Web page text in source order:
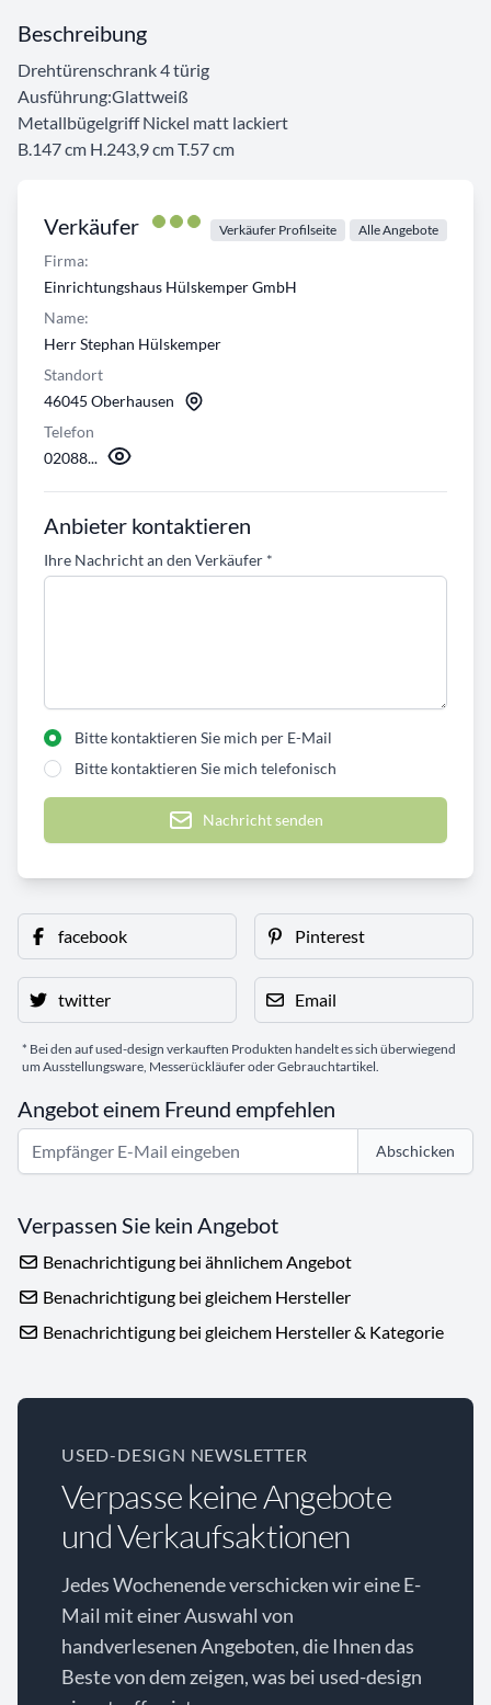
Verkäufer Verkäufer Profilseite Alle Angebote
Firma:
Einrichtungshaus Hülskemper GmbH
Name:
Herr Stephan Hülskemper
Standort
46045 Oberhausen
Telefon
02088...
Anbieter kontaktieren
Ihre Nachricht an den Verkäufer *
Bitte kontaktieren Sie mich per E-Mail
Bitte kontaktieren Sie mich telefonisch
Nachricht senden
Beschreibung
Drehtürenschrank 4 türig
Ausführung:Glattweiß
Metallbügelgriff Nickel matt lackiert
B.147 cm H.243,9 cm T.57 cm
facebook Pinterest
twitter Email
* Bei den auf used-design verkauften Produkten handelt es sich überwiegend
um Ausstellungsware, Messerückläufer oder Gebrauchtartikel.
Angebot einem Freund empfehlen
Abschicken
Verpassen Sie kein Angebot
Benachrichtigung bei ähnlichem Angebot
Benachrichtigung bei gleichem Hersteller
Benachrichtigung bei gleichem Hersteller & Kategorie
USED-DESIGN NEWSLETTER
Verpasse keine Angebote
und Verkaufsaktionen
Jedes Wochenende verschicken wir eine E-
Mail mit einer Auswahl von
handverlesenen Angeboten, die Ihnen das
Beste von dem zeigen, was bei used-design